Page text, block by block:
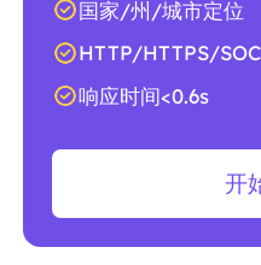
国家/州/城市定位
HTTP/HTTPS/
响应时间<0.6s
开